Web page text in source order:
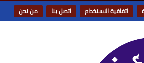
اتفاقية الاستخدام اتصل بنا من نحن